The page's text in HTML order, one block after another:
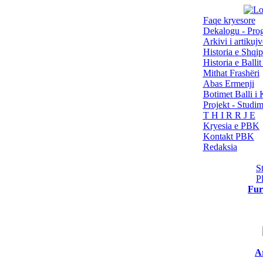
Faqe kryesore
Dekalogu -
Arkivi i
Historia e
Historia e Ballit
Mithat Frashëri
Abas Ermenji
Botimet Balli i
Projekt -
T H I R R J E
Kryesia e PBK
Kontakt PBK
Redaksia